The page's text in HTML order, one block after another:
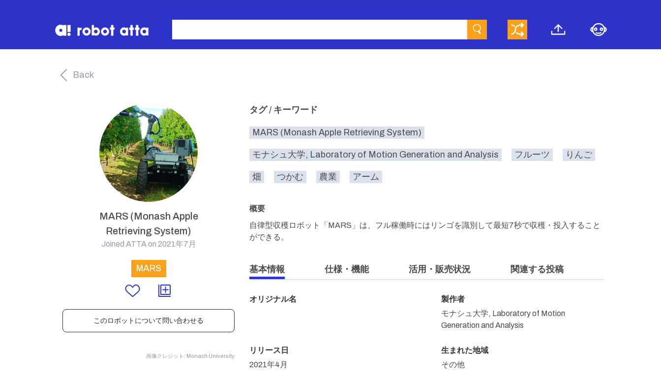
Back
MARS (Monash Apple
Retrieving System)
Joined ATTA on 2021年7月
MARS
このロボットについて問い合わせる
画像クレジット: Monash University
タグ / キーワード
MARS (Monash Apple Retrieving System)
モナシュ大学, Laboratory of Motion Generation and Analysis フルーツ りんご
畑 つかむ 農業 アーム
概要
自律型収穫ロボット「MARS」は、フル稼働時にはリンゴを識別して最短7秒で収穫・投入すること
ができる。
基本情報 仕様・機能 活用・販売状況 関連する投稿
オリジナル名
製作者
モナシュ大学, Laboratory of Motion
Generation and Analysis
リリース日
2021年4月
生まれた地域
その他